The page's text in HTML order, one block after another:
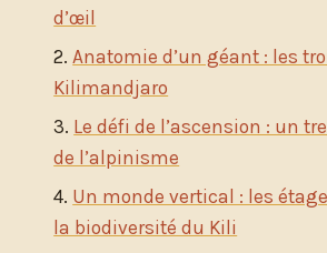
d’œil
Anatomie d’un géant : les
Kilimandjaro
Le défi de l’ascension : un
de l’alpinisme
Un monde vertical : les
la biodiversité du Kili